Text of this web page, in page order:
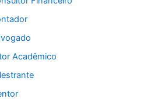
Acadêmico